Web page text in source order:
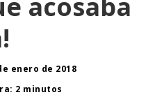
acosaba
enero de 2018
2 minutos